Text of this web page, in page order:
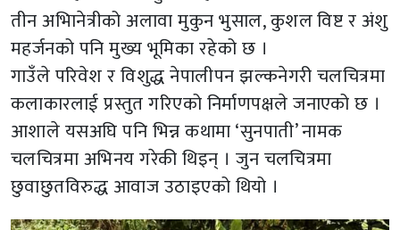
तीन अभिानेत्रीको अलावा मुकुन भुसाल, कुशल विष्ट र अंशु
महर्जनको पनि मुख्य भूमिका रहेको छ ।
गाउँले परिवेश र विशुद्ध नेपालीपन झल्कनेगरी चलचित्रमा
कलाकारलाई प्रस्तुत गरिएको निर्माणपक्षले जनाएको छ ।
आशाले यसअघि पनि भिन्न कथामा ‘सुनपाती’ नामक
चलचित्रमा अभिनय गरेकी थिइन् । जुन चलचित्रमा
छुवाछुतविरुद्ध आवाज उठाइएको थियो ।